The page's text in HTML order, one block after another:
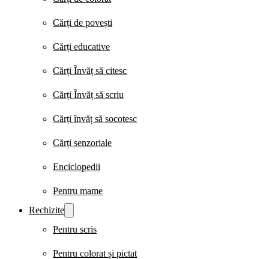
Cărți de povești
Cărți educative
Cărți Învăț să citesc
Cărți Învăț să scriu
Cărți învăț să socotesc
Cărți senzoriale
Enciclopedii
Pentru mame
Rechizite
Pentru scris
Pentru colorat și pictat